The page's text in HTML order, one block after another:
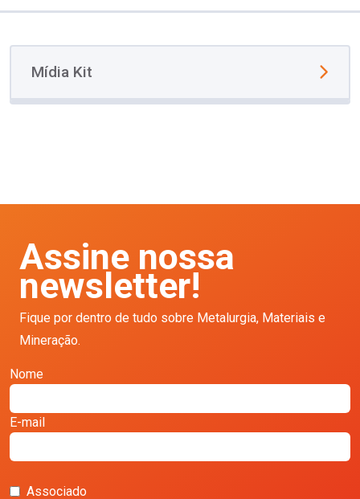
Mídia Kit
Assine nossa
newsletter!
Fique por dentro de tudo sobre Metalurgia, Materiais e
Mineração.
Nome
E-mail
Associado